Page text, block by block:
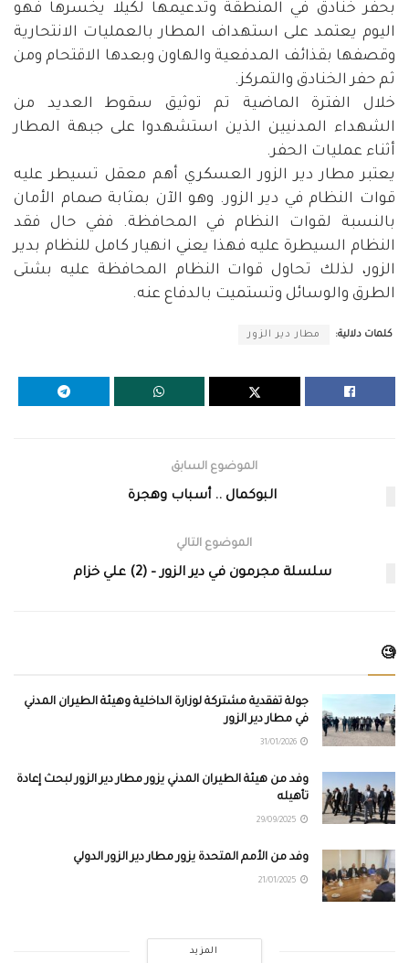
بحفر خنادق في المنطقة وتدعيمها لكيلا يخسرها فهو
اليوم يعتمد على استهداف المطار بالعمليات الانتحارية
وقصفها بقذائف المدفعية والهاون وبعدها الاقتحام ومن
ثم حفر الخنادق والتمركز.
خلال الفترة الماضية تم توثيق سقوط العديد من
الشهداء المدنيين الذين استشهدوا على جبهة المطار
أثناء عمليات الحفر.
يعتبر مطار دير الزور العسكري أهم معقل تسيطر عليه
قوات النظام في دير الزور. وهو الآن بمثابة صمام الأمان
بالنسبة لقوات النظام في المحافظة. ففي حال فقد
النظام السيطرة عليه فهذا يعني انهيار كامل للنظام بدير
الزور، لذلك تحاول قوات النظام المحافظة عليه بشتى
الطرق والوسائل وتستميت بالدفاع عنه.
كلمات دلالية: مطار دير الزور
الموضوع السابق
البوكمال .. أسباب وهجرة
الموضوع التالي
سلسلة مجرمون في دير الزور – (2) علي خزام
🧐
جولة تفقدية مشتركة لوزارة الداخلية وهيئة الطيران المدني
في مطار دير الزور
وفد من هيئة الطيران المدني يزور مطار دير الزور لبحث إعادة
تأهيله
وفد من الأمم المتحدة يزور مطار دير الزور الدولي
المزيد